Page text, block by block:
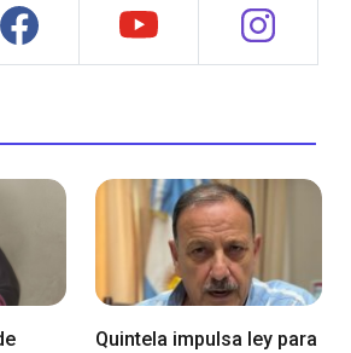
Quintela impulsa ley para